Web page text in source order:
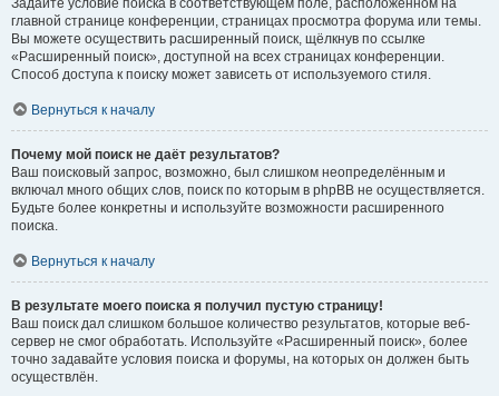
Задайте условие поиска в соответствующем поле, расположенном на
главной странице конференции, страницах просмотра форума или темы.
Вы можете осуществить расширенный поиск, щёлкнув по ссылке
«Расширенный поиск», доступной на всех страницах конференции.
Способ доступа к поиску может зависеть от используемого стиля.
Вернуться к началу
Почему мой поиск не даёт результатов?
Ваш поисковый запрос, возможно, был слишком неопределённым и
включал много общих слов, поиск по которым в phpBB не осуществляется.
Будьте более конкретны и используйте возможности расширенного
поиска.
Вернуться к началу
В результате моего поиска я получил пустую страницу!
Ваш поиск дал слишком большое количество результатов, которые веб-
сервер не смог обработать. Используйте «Расширенный поиск», более
точно задавайте условия поиска и форумы, на которых он должен быть
осуществлён.